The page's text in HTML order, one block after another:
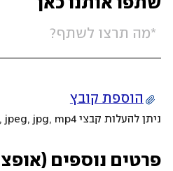
שתפו אותנו כאן
הוספת קובץ
ניתן להעלות קבצי mov, png, jpeg, jpg, mp4 עד 200MB
פרטים נוספים